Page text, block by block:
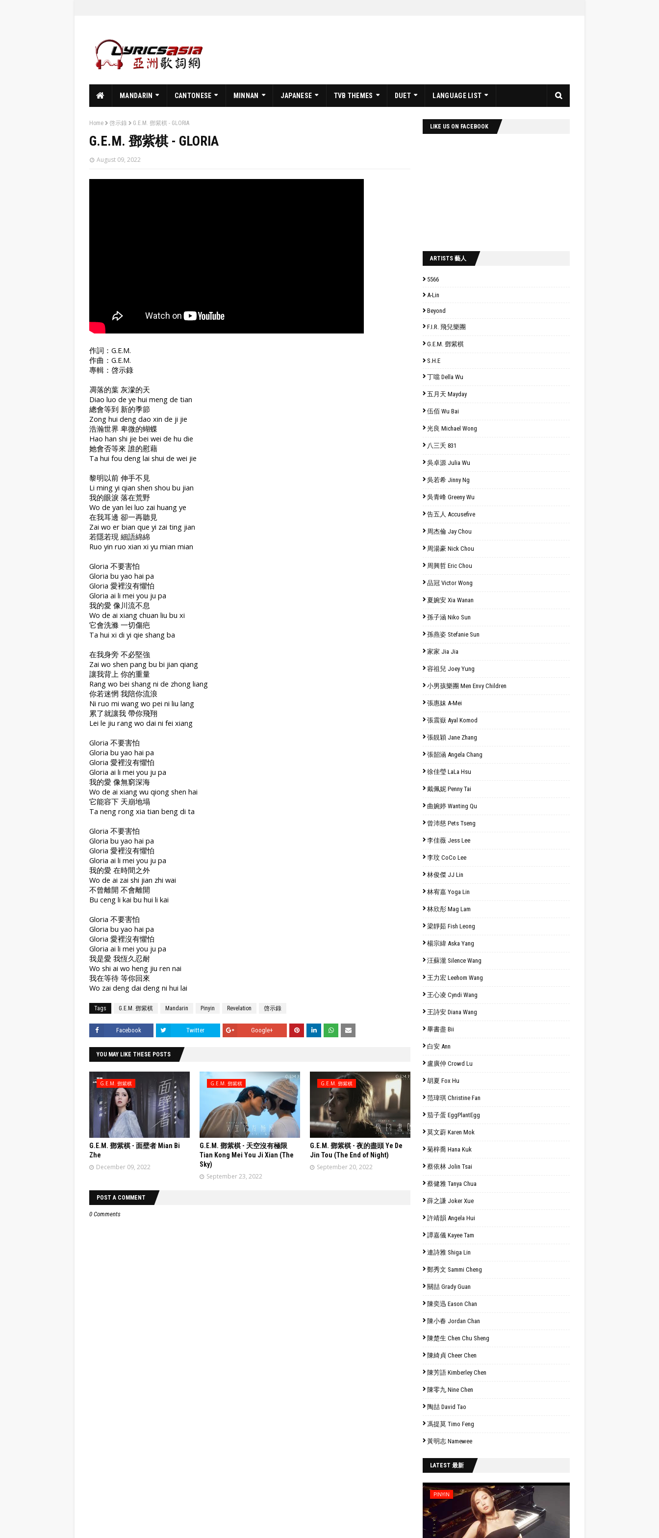
MANDARIN CANTONESE MINNAN JAPANESE TVB THEMES DUET LANGUAGE LIST
Home 啓示錄 G.E.M. 鄧紫棋 - GLORIA
G.E.M. 鄧紫棋 - GLORIA
August 09, 2022
作詞：G.E.M.
作曲：G.E.M.
專輯：啓示錄
凋落的葉 灰濛的天
Diao luo de ye hui meng de tian
總會等到 新的季節
Zong hui deng dao xin de ji jie
浩瀚世界 卑微的蝴蝶
Hao han shi jie bei wei de hu die
她會否等來 誰的慰藉
Ta hui fou deng lai shui de wei jie
黎明以前 伸手不見
Li ming yi qian shen shou bu jian
我的眼淚 落在荒野
Wo de yan lei luo zai huang ye
在我耳邊 卻一再聽見
Zai wo er bian que yi zai ting jian
若隱若現 細語綿綿
Ruo yin ruo xian xi yu mian mian
Gloria 不要害怕
Gloria bu yao hai pa
Gloria 愛裡沒有懼怕
Gloria ai li mei you ju pa
我的愛 像川流不息
Wo de ai xiang chuan liu bu xi
它會洗滌 一切傷疤
Ta hui xi di yi qie shang ba
在我身旁 不必堅強
Zai wo shen pang bu bi jian qiang
讓我背上 你的重量
Rang wo bei shang ni de zhong liang
你若迷惘 我陪你流浪
Ni ruo mi wang wo pei ni liu lang
累了就讓我 帶你飛翔
Lei le jiu rang wo dai ni fei xiang
Gloria 不要害怕
Gloria bu yao hai pa
Gloria 愛裡沒有懼怕
Gloria ai li mei you ju pa
我的愛 像無窮深海
Wo de ai xiang wu qiong shen hai
它能容下 天崩地塌
Ta neng rong xia tian beng di ta
Gloria 不要害怕
Gloria bu yao hai pa
Gloria 愛裡沒有懼怕
Gloria ai li mei you ju pa
我的愛 在時間之外
Wo de ai zai shi jian zhi wai
不曾離開 不會離開
Bu ceng li kai bu hui li kai
Gloria 不要害怕
Gloria bu yao hai pa
Gloria 愛裡沒有懼怕
Gloria ai li mei you ju pa
我是愛 我恆久忍耐
Wo shi ai wo heng jiu ren nai
我在等待 等你回來
Wo zai deng dai deng ni hui lai
Tags G.E.M. 鄧紫棋 Mandarin Pinyin Revelation 啓示錄
Facebook Twitter Google+
YOU MAY LIKE THESE POSTS
G.E.M. 鄧紫棋
G.E.M. 鄧紫棋 - 面壁者 Mian Bi
Zhe
December 09, 2022
G.E.M. 鄧紫棋
G.E.M. 鄧紫棋 - 天空沒有極限
Tian Kong Mei You Ji Xian (The
Sky)
September 23, 2022
G.E.M. 鄧紫棋
G.E.M. 鄧紫棋 - 夜的盡頭 Ye De
Jin Tou (The End of Night)
September 20, 2022
POST A COMMENT
0 Comments
LIKE US ON FACEBOOK
ARTISTS 藝人
5566
A-Lin
Beyond
F.I.R. 飛兒樂團
G.E.M. 鄧紫棋
S.H.E
丁噹 Della Wu
五月天 Mayday
伍佰 Wu Bai
光良 Michael Wong
八三夭 831
吳卓源 Julia Wu
吳若希 Jinny Ng
吳青峰 Greeny Wu
告五人 Accusefive
周杰倫 Jay Chou
周湯豪 Nick Chou
周興哲 Eric Chou
品冠 Victor Wong
夏婉安 Xia Wanan
孫子涵 Niko Sun
孫燕姿 Stefanie Sun
家家 Jia Jia
容祖兒 Joey Yung
小男孩樂團 Men Envy Children
張惠妹 A-Mei
張震嶽 Ayal Komod
張靚穎 Jane Zhang
張韶涵 Angela Chang
徐佳瑩 LaLa Hsu
戴佩妮 Penny Tai
曲婉婷 Wanting Qu
曾沛慈 Pets Tseng
李佳薇 Jess Lee
李玟 CoCo Lee
林俊傑 JJ Lin
林宥嘉 Yoga Lin
林欣彤 Mag Lam
梁靜茹 Fish Leong
楊宗緯 Aska Yang
汪蘇瀧 Silence Wang
王力宏 Leehom Wang
王心凌 Cyndi Wang
王詩安 Diana Wang
畢書盡 Bii
白安 Ann
盧廣仲 Crowd Lu
胡夏 Fox Hu
范瑋琪 Christine Fan
茄子蛋 EggPlantEgg
莫文蔚 Karen Mok
菊梓喬 Hana Kuk
蔡依林 Jolin Tsai
蔡健雅 Tanya Chua
薛之謙 Joker Xue
許靖韻 Angela Hui
譚嘉儀 Kayee Tam
連詩雅 Shiga Lin
鄭秀文 Sammi Cheng
關喆 Grady Guan
陳奕迅 Eason Chan
陳小春 Jordan Chan
陳楚生 Chen Chu Sheng
陳綺貞 Cheer Chen
陳芳語 Kimberley Chen
陳零九 Nine Chen
陶喆 David Tao
馮提莫 Timo Feng
黃明志 Namewee
LATEST 最新
PINYIN